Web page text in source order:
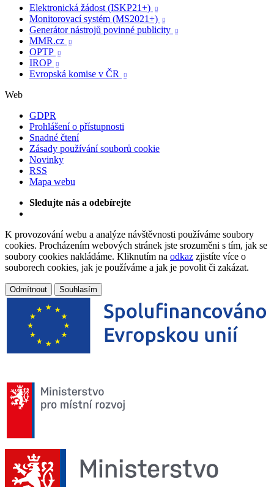
Elektronická žádost (ISKP21+)

Monitorovací systém (MS2021+) 
Generátor nástrojů povinné publicity 
MMR.cz 
OPTP 
IROP 
Evropská komise v ČR 
Web
GDPR
Prohlášení o přístupnosti
Snadné čtení
Zásady používání souborů cookie
Novinky
RSS
Mapa webu
Sledujte nás a odebírejte
K provozování webu a analýze návštěvnosti používáme soubory
cookies. Procházením webových stránek jste srozuměni s tím, jak se
soubory cookies nakládáme. Kliknutím na odkaz zjistíte více o
souborech cookies, jak je používáme a jak je povolit či zakázat.
Odmítnout Souhlasím